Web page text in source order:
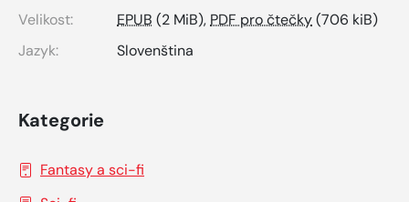
Velikost:
EPUB (2 MiB), PDF pro čtečky(706 kiB)
Jazyk:
Slovenština
Kategorie
Fantasy a sci-fi